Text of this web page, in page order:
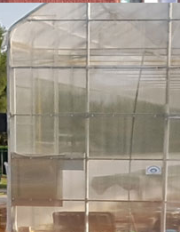
pratnju Jenny Brković i
te istaknuo snažnu suradnju
je za više od 350% u odnosu
očuvanju autohtonih sorti i
poljoprivrede, šumarstva i
Instituta.